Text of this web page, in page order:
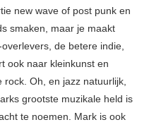
new wave of post punk en
smaken, maar je maakt
de betere indie,
ook naar kleinkunst en
Oh, en jazz natuurlijk,
grootste muzikale held is
te noemen. Mark is ook